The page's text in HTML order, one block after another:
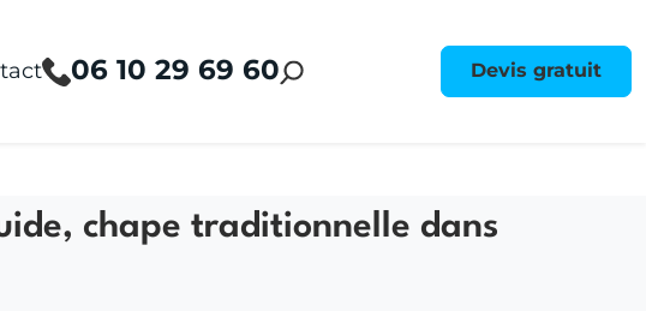
06 10 29 69 60 Devis gratuit
chape traditionnelle dans